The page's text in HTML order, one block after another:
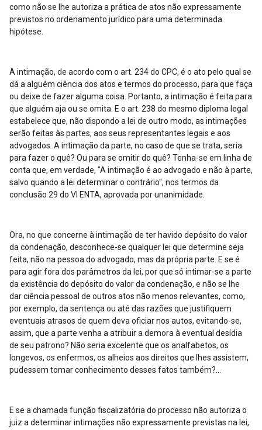
como não se lhe autoriza a prática de atos não expressamente
previstos no ordenamento jurídico para uma determinada
hipótese.
A intimação, de acordo com o art. 234 do CPC, é o ato pelo qual se
dá a alguém ciência dos atos e termos do processo, para que faça
ou deixe de fazer alguma coisa. Portanto, a intimação é feita para
que alguém aja ou se omita. E o art. 238 do mesmo diploma legal
estabelece que, não dispondo a lei de outro modo, as intimações
serão feitas às partes, aos seus representantes legais e aos
advogados. A intimação da parte, no caso de que se trata, seria
para fazer o quê? Ou para se omitir do quê? Tenha-se em linha de
conta que, em verdade, "A intimação é ao advogado e não à parte,
salvo quando a lei determinar o contrário", nos termos da
conclusão 29 do VI ENTA, aprovada por unanimidade.
Ora, no que concerne à intimação de ter havido depósito do valor
da condenação, desconhece-se qualquer lei que determine seja
feita, não na pessoa do advogado, mas da própria parte. E se é
para agir fora dos parâmetros da lei, por que só intimar-se a parte
da existência do depósito do valor da condenação, e não se lhe
dar ciência pessoal de outros atos não menos relevantes, como,
por exemplo, da sentença ou até das razões que justifiquem
eventuais atrasos de quem deva oficiar nos autos, evitando-se,
assim, que a parte venha a atribuir a demora à eventual desídia
de seu patrono? Não seria excelente que os analfabetos, os
longevos, os enfermos, os alheios aos direitos que lhes assistem,
pudessem tomar conhecimento desses fatos também?...
E se a chamada função fiscalizatória do processo não autoriza o
juiz a determinar intimações não expressamente previstas na lei,